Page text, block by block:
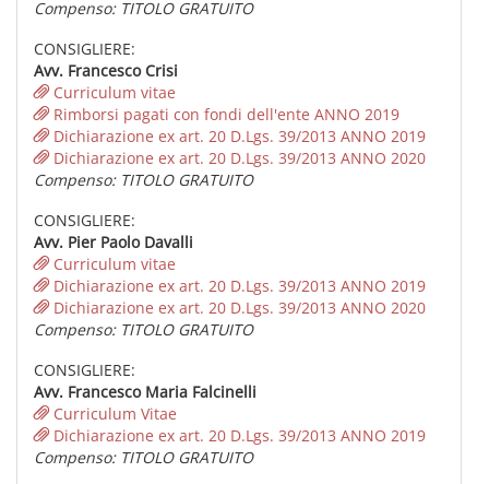
Compenso: TITOLO GRATUITO
CONSIGLIERE:
Avv. Francesco Crisi
Curriculum vitae
Rimborsi pagati con fondi dell'ente ANNO 2019
Dichiarazione ex art. 20 D.Lgs. 39/2013 ANNO 2019
Dichiarazione ex art. 20 D.Lgs. 39/2013 ANNO 2020
Compenso: TITOLO GRATUITO
CONSIGLIERE:
Avv. Pier Paolo Davalli
Curriculum vitae
Dichiarazione ex art. 20 D.Lgs. 39/2013 ANNO 2019
Dichiarazione ex art. 20 D.Lgs. 39/2013 ANNO 2020
Compenso: TITOLO GRATUITO
CONSIGLIERE:
Avv. Francesco Maria Falcinelli
Curriculum Vitae
Dichiarazione ex art. 20 D.Lgs. 39/2013 ANNO 2019
Compenso: TITOLO GRATUITO